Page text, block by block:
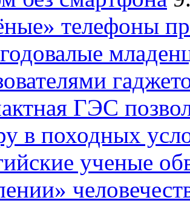
телефоны
ГЭС
в походных
ученые